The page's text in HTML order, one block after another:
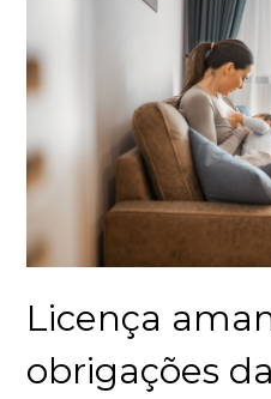
Licença
obrigações